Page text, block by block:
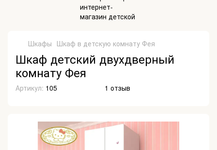
Шкафы Шкаф в детскую комнату Фея
Шкаф детский двухдверный
комнату Фея
Артикул: 105 1 отзыв